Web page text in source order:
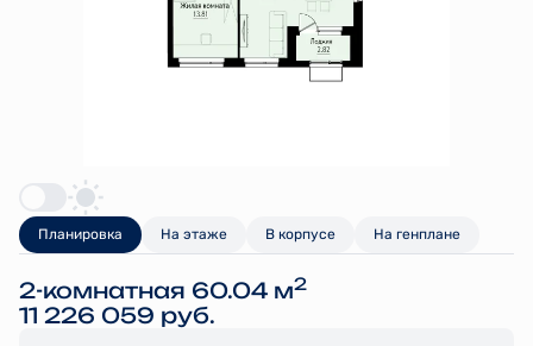
Планировка На этаже В корпусе На генплане
2-комнатная 60.04 м2
11 226 059 руб.